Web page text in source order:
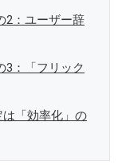
2：ユーザー辞
3：「フリック
は「効率化」の